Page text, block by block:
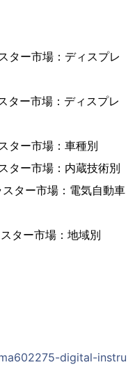
ター市場：ディスプレ
ター市場：ディスプレ
ター市場：車種別
ター市場：内蔵技術別
ター市場：電気自動車
ター市場：地域別
digital-instru